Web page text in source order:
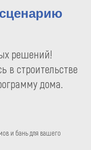
решений!
в строительстве
дома.
и бань для вашего